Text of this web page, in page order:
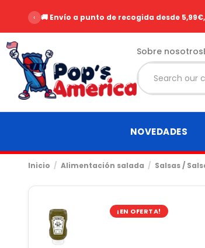
‹ 🚚 Envío a punto de recogida desde
Sobre nosotros
NOVEDADES
Inicio Alimentación salada Salsas /
¡EN OFERTA!